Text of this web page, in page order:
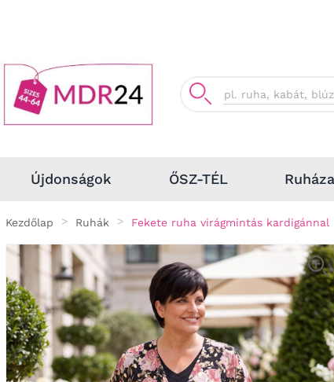
Újdonságok ŐSZ-TÉL
Kezdőlap Ruhák Fekete ruha virágmintás kardigánnal